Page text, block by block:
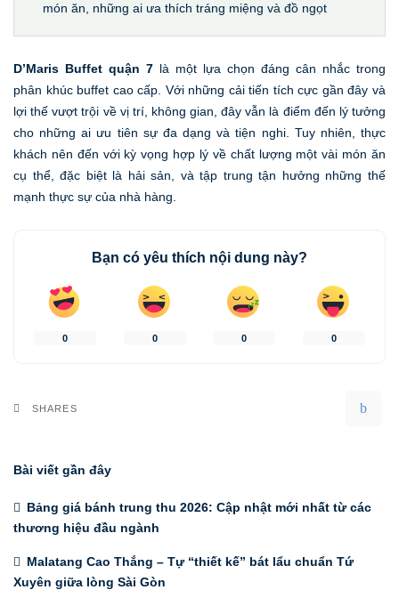
món ăn, những ai ưa thích tráng miệng và đồ ngọt
D’Maris Buffet quận 7 là một lựa chọn đáng cân nhắc trong
phân khúc buffet cao cấp. Với những cải tiến tích cực gần đây và
lợi thế vượt trội về vị trí, không gian, đây vẫn là điểm đến lý tưởng
cho những ai ưu tiên sự đa dạng và tiện nghi. Tuy nhiên, thực
khách nên đến với kỳ vọng hợp lý về chất lượng một vài món ăn
cụ thể, đặc biệt là hải sản, và tập trung tận hưởng những thế
mạnh thực sự của nhà hàng.
Bạn có yêu thích nội dung này?
0 0 0 0
SHARES
Bài viết gần đây
Bảng giá bánh trung thu 2026: Cập nhật mới nhất từ các
thương hiệu đầu ngành
Malatang Cao Thắng – Tự “thiết kế” bát lẩu chuẩn Tứ
Xuyên giữa lòng Sài Gòn